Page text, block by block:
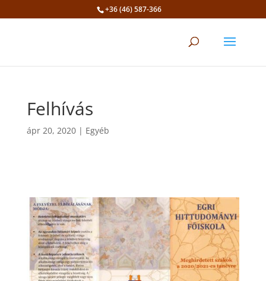
+36 (46) 587-366
Felhívás
ápr 20, 2020| Egyéb